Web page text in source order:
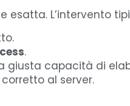
esatta. L’intervento
.
giusta capacità di
al server.